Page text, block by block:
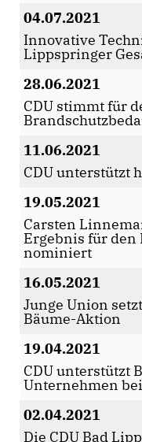
04.07.2021
Innovative
Lippspringer
28.06.2021
CDU stimmt für
11.06.2021
CDU unterstützt
19.05.2021
Carsten
Ergebnis für den
nominiert
16.05.2021
Junge Union
Bäume-Aktion
19.04.2021
CDU unterstützt
Unternehmen
02.04.2021
Die CDU Bad